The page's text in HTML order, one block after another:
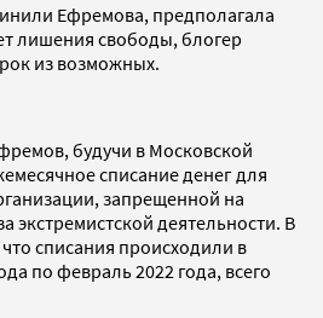
Ефремова, предполагала
лишения свободы, блогер
из возможных.
будучи в Московской
списание денег для
запрещенной на
экстремистской деятельности. В
списания происходили в
по февраль 2022 года, всего